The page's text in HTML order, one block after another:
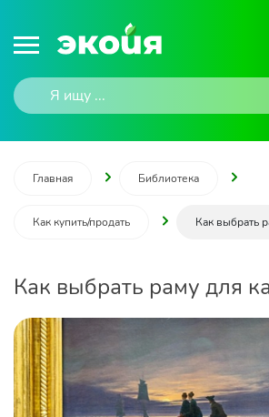
Главная Библиотека
Как купить/продать Как выбрать
Как выбрать раму для